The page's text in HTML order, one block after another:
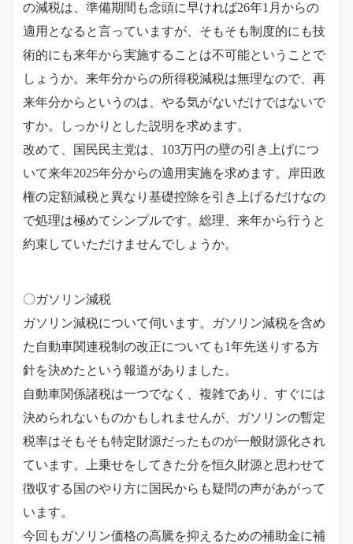
の減税は、準備期間も念頭に早ければ26年1月からの
適用となると言っていますが、 そもそも制度的にも技
術的にも来年から実施することは不可能ということで
しょうか。来年分からの所得税減税は無理なので、再
来年分からというのは、やる気がないだけではないで
すか。しっかりとした説明を求めます。
改めて、国民民主党は、103万円の壁の引き上げにつ
いて来年2025年分からの適用実施を求めます。岸田政
権の定額減税と異なり基礎控除を引き上げるだけなの
で処理は極めてシンプルです。総理、来年から行うと
約束していただけませんでしょうか。
〇ガソリン減税
ガソリン減税について伺います。ガソリン減税を含め
た自動車関連税制の改正についても1年先送りする方
針を決めたという報道がありました。
自動車関係諸税は一つでなく、複雑であり、すぐには
決められないものかもしれませんが、ガソリンの暫定
税率はそもそも特定財源だったものが一般財源化され
ています。上乗せをしてきた分を恒久財源と思わせて
徴収する国のやり方に国民からも疑問の声があがって
います。
今回もガソリン価格の高騰を抑えるための補助金に補